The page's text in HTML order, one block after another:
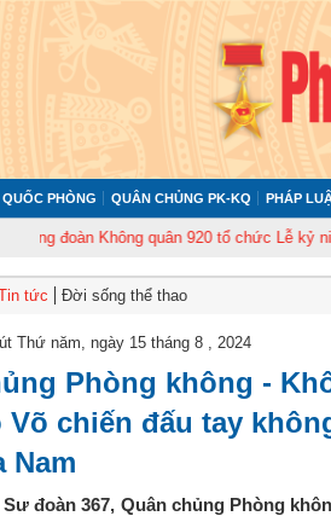
QUỐC PHÒNG QUÂN CHỦNG PK-KQ PHÁP
Không quân 920 tổ chức Lễ kỷ niệm 50
tức Đời sống thể thao
Thứ năm, ngày 15 tháng 8 , 2024
Phòng không -
Võ chiến đấu tay
Nam
Sư đoàn 367, Quân chủng Phòng